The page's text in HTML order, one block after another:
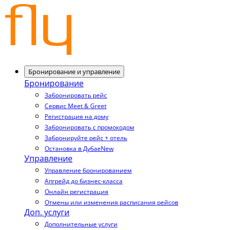
Бронирование и управление
Бронирование
Забронировать рейс
Сервис Meet & Greet
Регистрация на дому
Забронировать с промокодом
Забронируйте рейс + отель
Остановка в ДубаеNew
Управление
Управление бронированием
Апгрейд до бизнес-класса
Онлайн регистрация
Отмены или изменения расписания рейсов
Доп. услуги
Дополнительные услуги